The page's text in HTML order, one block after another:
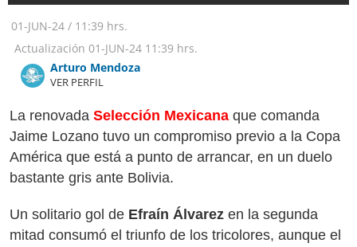
01-JUN-24 / 11:39 hrs.
Actualización 01-JUN-24 11:39 hrs.
Arturo Mendoza
VER PERFIL
La renovada Selección Mexicana que comanda
Jaime Lozano tuvo un compromiso previo a la Copa
América que está a punto de arrancar, en un duelo
bastante gris ante Bolivia.
Un solitario gol de Efraín Álvarez en la segunda
mitad consumó el triunfo de los tricolores, aunque el